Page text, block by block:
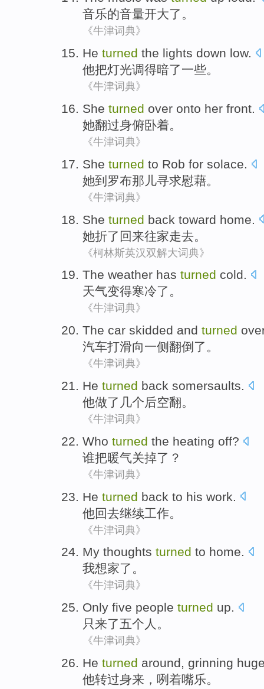
音乐的音量开大了。
《牛津词典》
He turned the lights down low.
他把灯光调得暗了一些。
《牛津词典》
She turned over onto her front.
她翻过身俯卧着。
《牛津词典》
She turned to Rob for solace.
她到 罗布那儿寻求慰藉。
《牛津词典》
She turned back toward home
她折了 回来往家走去。
《柯林斯英汉双解大词典》
The weather has turned cold.
天气变得寒冷了 。
《牛津词典》
The car skidded and turned
汽车打滑向一侧翻倒了。
《牛津词典》
He turned back somersaults.
他做了几个后空翻。
《牛津词典》
Who turned the heating off?
谁把暖气关掉了 ？
《牛津词典》
He turned back to his work
他回去继续工作。
《牛津词典》
My thoughts turned to home.
我想家了。
《牛津词典》
Only five people turned up.
只 来了五个人 。
《牛津词典》
He turned around, grinning
他转过身来 ，咧着嘴乐。